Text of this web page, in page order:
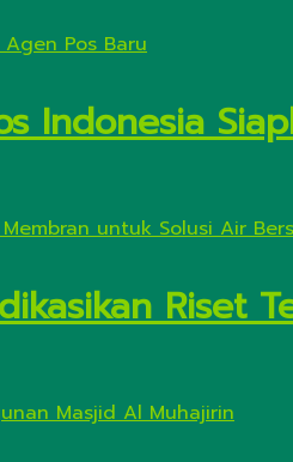
Indonesia
Riset